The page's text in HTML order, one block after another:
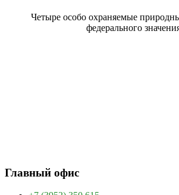
Четыре особо охраняемые
федерального
Главный офис